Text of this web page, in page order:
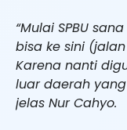
“Mulai SPBU
bisa ke sini
Karena nanti
luar daerah
jelas Nur Cahyo.